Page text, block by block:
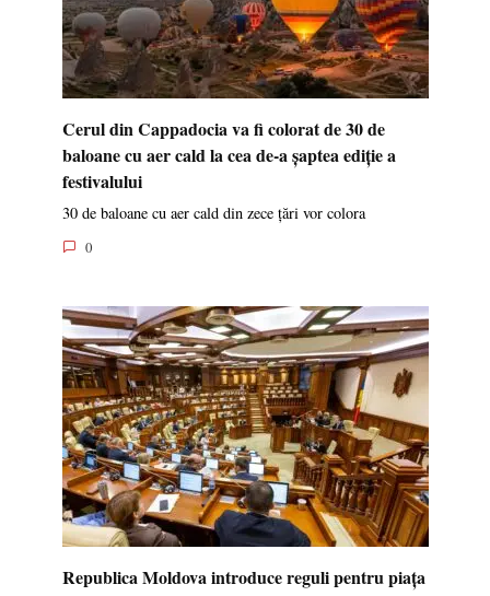
Cerul din Cappadocia va fi colorat de 30 de
baloane cu aer cald la cea de-a șaptea ediție a
festivalului
30 de baloane cu aer cald din zece țări vor colora
0
Republica Moldova introduce reguli pentru piața